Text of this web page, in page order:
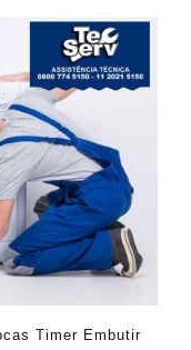
Timer Embutir